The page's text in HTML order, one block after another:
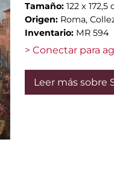
Tamaño: 122 x 172,5
Origen: Roma,
Inventario: MR 594
> Conectar para
Leer más sobre